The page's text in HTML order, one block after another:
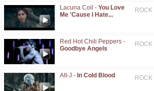
ROCK
Lacuna Coil - You Love
Me 'Cause I Hate...
ROCK
Red Hot Chili Peppers -
Goodbye Angels
ROCK
Alt-J - In Cold Blood